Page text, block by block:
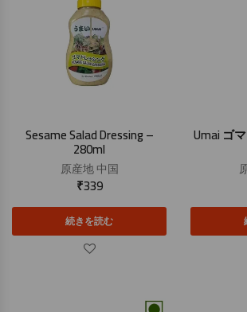
Sesame Salad Dressing –
280ml
原産地中国
₹339
続きを読む
Umai ゴ